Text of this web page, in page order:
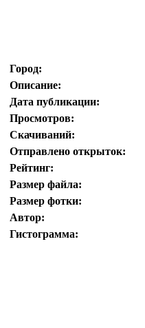
Город:
Описание:
Дата публикации:
Просмотров:
Скачиваний:
Отправлено открыток:
Рейтинг:
Размер файла:
Размер фотки:
Автор:
Гистограмма: